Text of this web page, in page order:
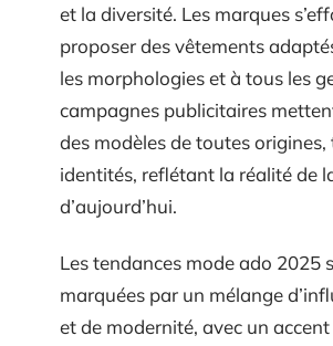
et la diversité. Les marques
proposer des vêtements
les morphologies et à tous les
campagnes publicitaires
des modèles de toutes origines,
identités, reflétant la réalité de
d’aujourd’hui.
Les tendances mode ado 2025
marquées par un mélange
et de modernité, avec un accent